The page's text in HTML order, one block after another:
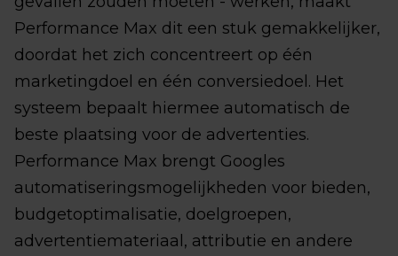
Performance Max dit een stuk gemakkelijker,
doordat het zich concentreert op één
marketingdoel en één conversiedoel. Het
systeem bepaalt hiermee automatisch de
beste plaatsing voor de advertenties.
Performance Max brengt Googles
automatiseringsmogelijkheden voor bieden,
budgetoptimalisatie, doelgroepen,
advertentiemateriaal, attributie en andere